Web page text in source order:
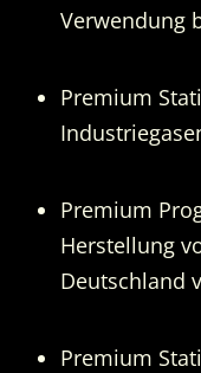
Verwendung
Premium
Premium
Herstellung
Deutschland
Premium